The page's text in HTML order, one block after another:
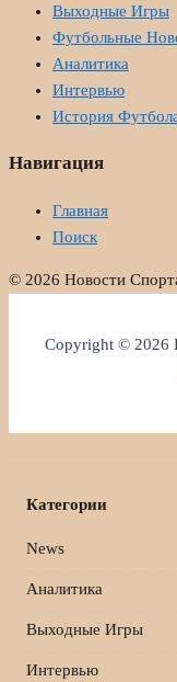
Выходные Игры
Футбольные
Аналитика
Интервью
История
Навигация
Главная
Поиск
© 2026 Новости
Copyright © 2026
Категории
News
Аналитика
Выходные Игры
Интервью